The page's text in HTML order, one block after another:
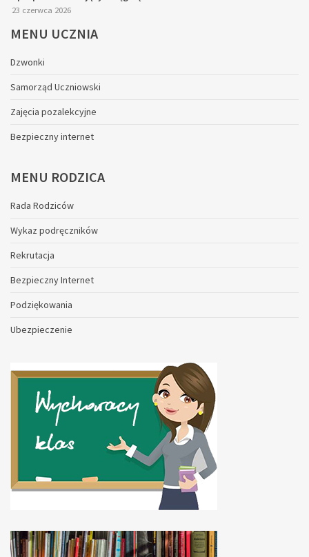
23 czerwca 2026
MENU UCZNIA
Dzwonki
Samorząd Uczniowski
Zajęcia pozalekcyjne
Bezpieczny internet
MENU RODZICA
Rada Rodziców
Wykaz podręczników
Rekrutacja
Bezpieczny Internet
Podziękowania
Ubezpieczenie